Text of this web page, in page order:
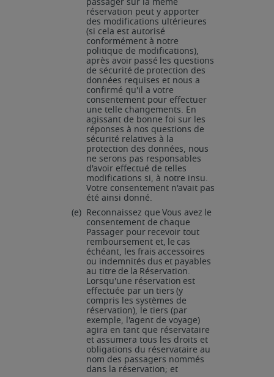
réservation peut y apporter
des modifications ultérieures
(si cela est autorisé
conformément à notre
politique de modifications),
après avoir passé les questions
de sécurité de protection des
données requises et nous a
confirmé qu'il a votre
consentement pour effectuer
une telle changements. En
agissant de bonne foi sur les
réponses à nos questions de
sécurité relatives à la
protection des données, nous
ne serons pas responsables
d'avoir effectué de telles
modifications si, à notre insu.
Votre consentement n'avait pas
été ainsi donné.
(e) Reconnaissez queVous avez le
consentement de chaque
Passager pourrecevoirtout
remboursement et, le cas
échéant, lesfraisaccessoires
ou indemnités dus etpayables
au titre de la Réservation.
Lorsqu'une réservation est
effectuée par untiers(y
compris les systèmes de
réservation), le tiers (par
exemple, l'agent de voyage)
agira en tant que réservataire
et assumera tous les droits et
obligations du réservataire au
nom des passagers nommés
dans la réservation; et